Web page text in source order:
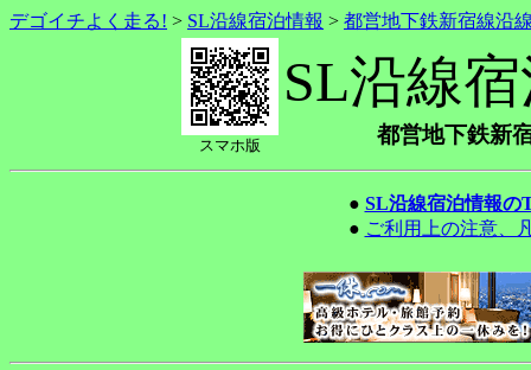
デゴイチよく走る! > SL沿線宿泊情報 > 都営地下鉄新宿線沿
スマホ版
SL沿線
都営地下鉄新
● SL沿線宿泊情報の
● ご利用上の注意、